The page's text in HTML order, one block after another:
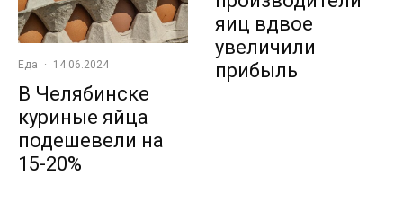
Еда · 14.06.2024
В Челябинске
куриные яйца
подешевели на
15-20%
яиц вдвое
увеличили
прибыль